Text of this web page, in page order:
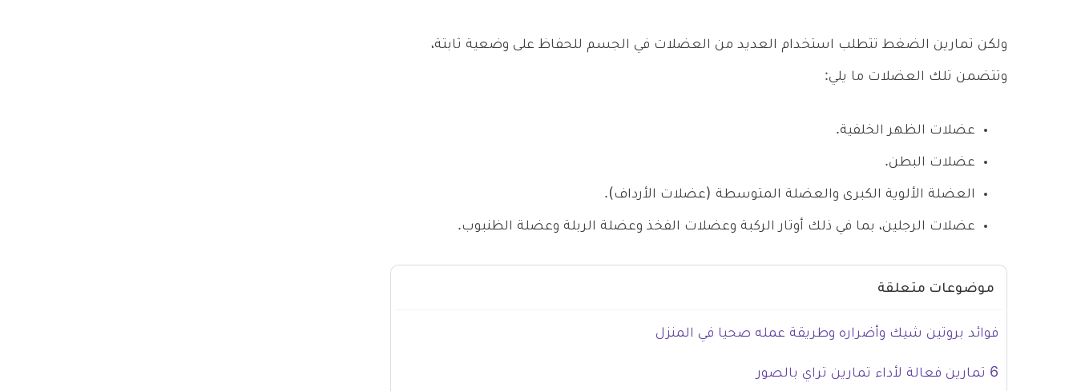
ولكن تمارين الضغط تتطلب استخدام العديد من العضلات في الجسم للحفاظ على وضعية ثابتة،
وتتضمن تلك العضلات ما يلي:
عضلات الظهر الخلفية.
عضلات البطن.
العضلة الألوية الكبرى والعضلة المتوسطة (عضلات الأرداف).
عضلات الرجلين، بما في ذلك أوتار الركبة وعضلات الفخذ وعضلة الربلة وعضلة الظنبوب.
موضوعات متعلقة
فوائد بروتين شيك وأضراره وطريقة عمله صحيا في المنزل
6 تمارين فعالة لأداء تمارين تراي بالصور